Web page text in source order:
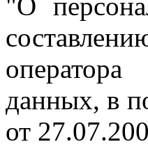
"О
данных, в
от